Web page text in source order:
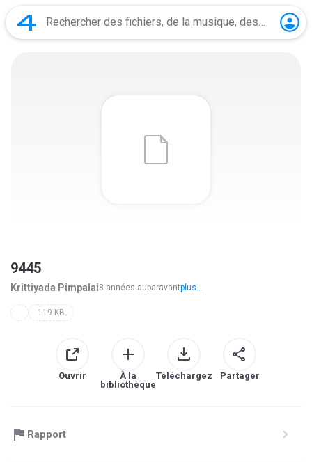
9445
Krittiyada Pimpalai8 années auparavantplus...
119 KB
Ouvrir
À la
bibliothèque
Téléchargez Partager
Rapport